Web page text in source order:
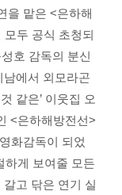
을 맡은 <은하해
두 공식 초청되
호 감독의 분신
에서 외모라곤
같은’ 이웃집 오
<은하해방전선>
화감독이 되었
하게 보여줄 모든
고 닦은 연기 실